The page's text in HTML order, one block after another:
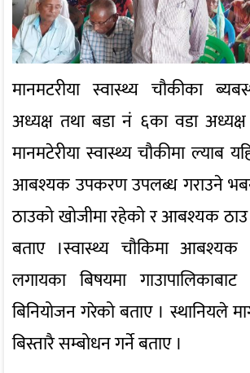
मानमटरीया स्वास्थ्य चौकीका
अध्यक्ष तथा बडा नं ६का वडा
मानमटेरीया स्वास्थ्य चौकीमा ल्याब
आबश्यक उपकरण उपलब्ध गराउने
ठाउको खोजीमा रहेको र आबश्यक
बताए ।स्वास्थ्य चौकिमा
लगायका बिषयमा
बिनियोजन गरेको बताए । स्थानियले
बिस्तारै सम्बोधन गर्ने बताए ।